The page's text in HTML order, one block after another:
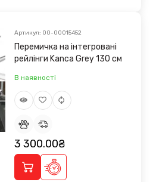
Артикул: 00-00015452
Перемичка на інтегровані
рейлінги Kanca Grey 130 см
В наявності
3 300.00₴